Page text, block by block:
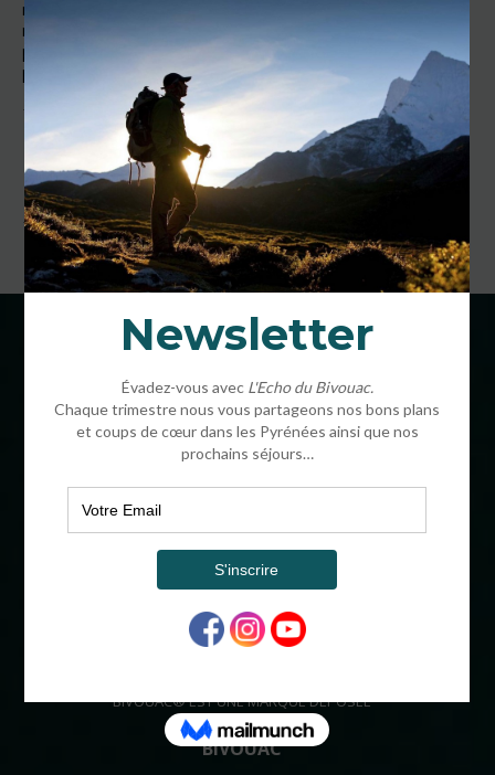
matériel technique et adapté pour vivre l’essentiel sans
négliger le confort. Pour rendre cette expérience accessible au
plus grand nombre nous avons sélectionné le matériel le plus
performant et nous le mettons à votre disposition.
+ À découvrir par ici :
Le concept Expérience Bivouac
+ À lire aussi :Le bivouac, un incontournable en 2020 !
COORDONNÉES
BIVOUAC®
16 CHEMIN HENRI IV
64320 OUSSE FRANCE
ADMINISTRATIF
SIRET : 504 754 953 00017
APE : 7912Z
OPÉRATEUR DE VOYAGES : IM06412003
RCP : MUTUELLES DU MANS
BIVOUAC® EST UNE MARQUE DÉPOSÉE
BIVOUAC